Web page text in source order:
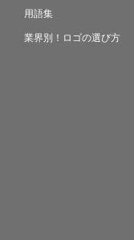
用語集
業界別！ロゴの選び方